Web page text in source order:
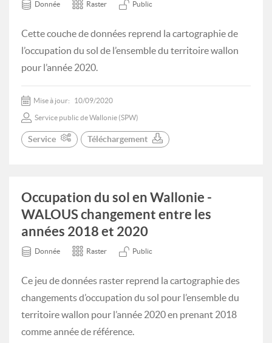
Donnée Raster Public
Cette couche de données reprend la cartographie de
l’occupation du sol de l’ensemble du territoire wallon
pour l’année 2020.
Mise à jour: 10/09/2020
Service public de Wallonie (SPW)
Service Téléchargement
Occupation du sol en Wallonie -
WALOUS changement entre les
années 2018 et 2020
Donnée Raster Public
Ce jeu de données raster reprend la cartographie des
changements d’occupation du sol pour l’ensemble du
territoire wallon pour l’année 2020 en prenant 2018
comme année de référence.